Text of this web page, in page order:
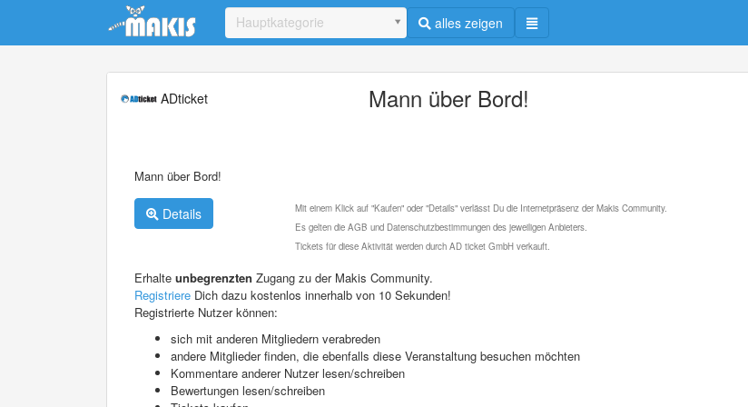
Update cookies preferences
Hauptkategorie alles zeigen
ADticket Mann über Bord!
Mann über Bord!
Details
Mit einem Klick auf "Kaufen" oder "Details" verlässt Du die Internetpräsenz der Makis Community.
Es gelten die AGB und Datenschutzbestimmungen des jeweiligen Anbieters.
Tickets für diese Aktivität werden durch AD ticket GmbH verkauft.
Erhalte unbegrenzten Zugang zu der Makis Community.
Registriere Dich dazu kostenlos innerhalb von 10 Sekunden!
Registrierte Nutzer können:
sich mit anderen Mitgliedern verabreden
andere Mitglieder finden, die ebenfalls diese Veranstaltung besuchen möchten
Kommentare anderer Nutzer lesen/schreiben
Bewertungen lesen/schreiben